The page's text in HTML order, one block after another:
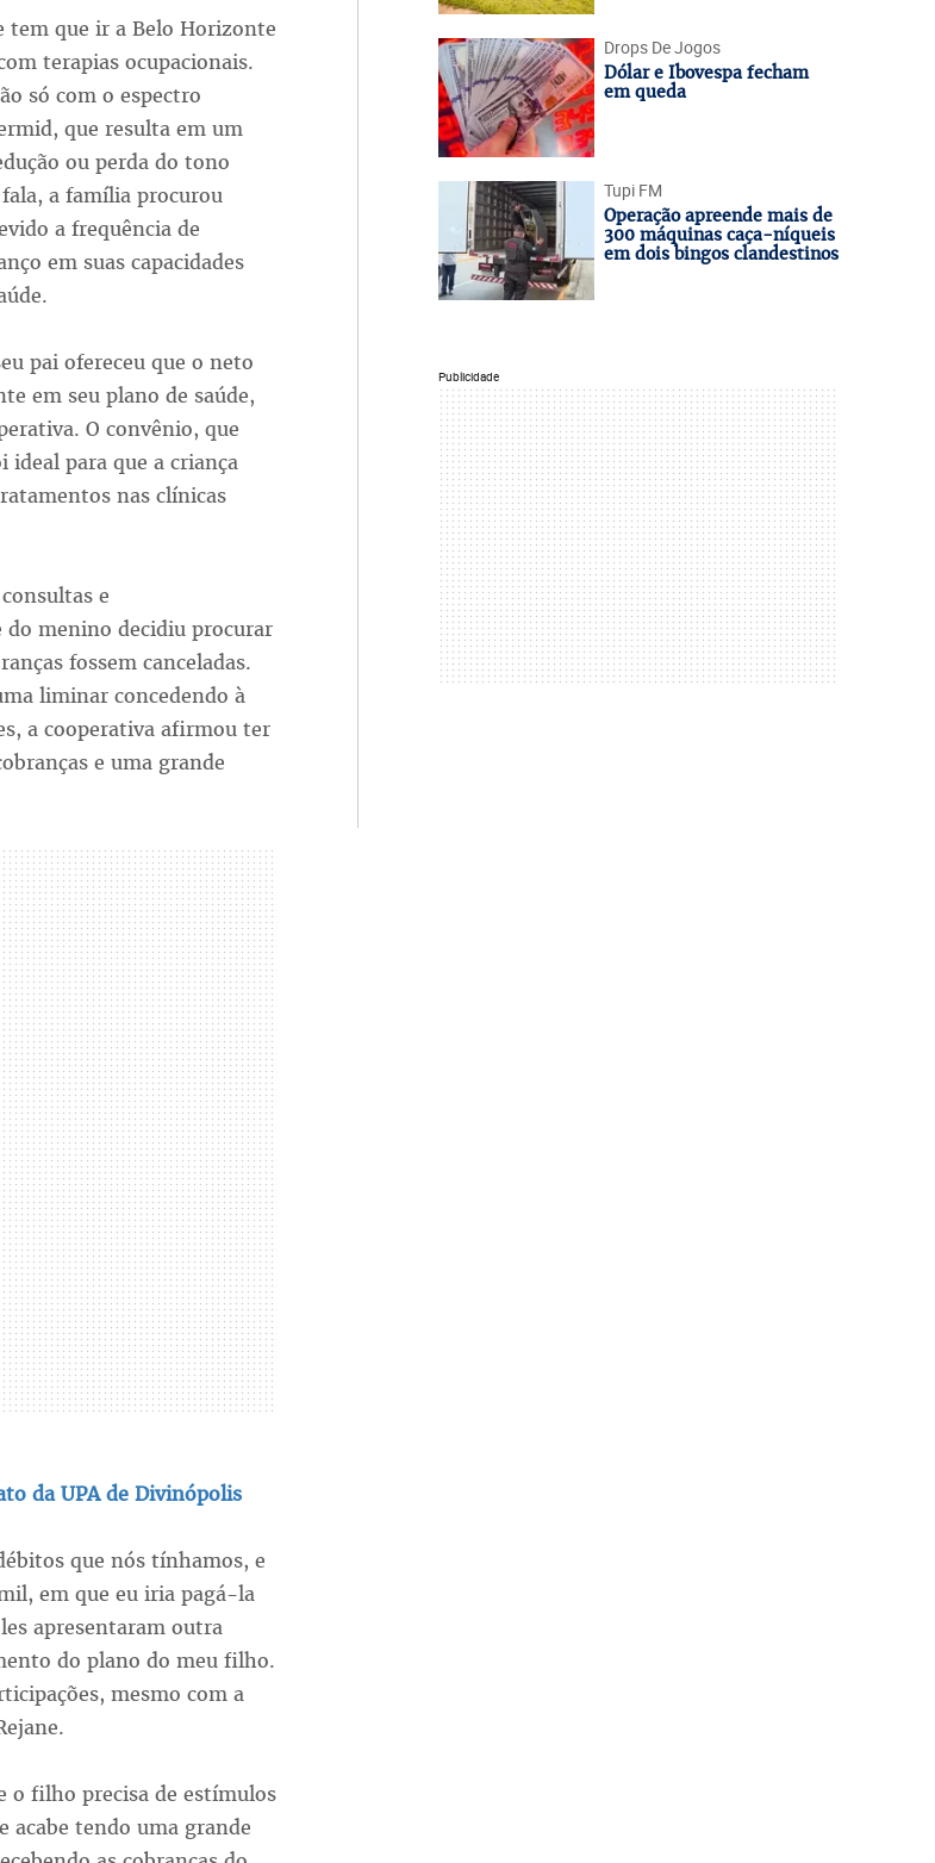
tem que ir a Belo Horizonte
terapias ocupacionais.
só com o espectro
que resulta em um
ou perda do tono
a família procurou
a frequência de
em suas capacidades
pai ofereceu que o neto
em seu plano de saúde,
O convênio, que
ideal para que a criança
nas clínicas
e
do menino decidiu procurar
fossem canceladas.
liminar concedendo à
a cooperativa afirmou ter
e uma grande
da UPA de Divinópolis
que nós tínhamos, e
em que eu iria pagá-la
apresentaram outra
do plano do meu filho.
mesmo com a
o filho precisa de estímulos
acabe tendo uma grande
Drops De Jogos
Dólar e Ibovespa fecham
em queda
Tupi FM
Operação apreende mais de
300 máquinas caça-níqueis
em dois bingos clandestinos
Publicidade